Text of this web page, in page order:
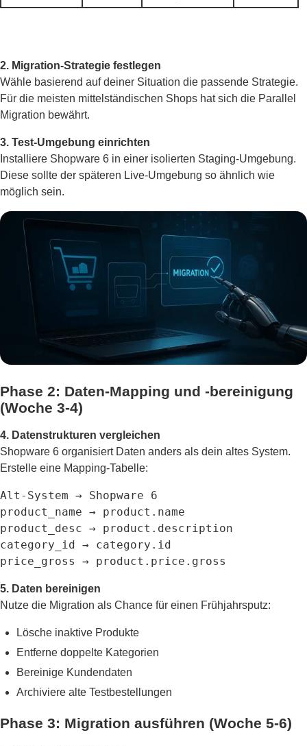
2. Migration-Strategie festlegen
Wähle basierend auf deiner Situation die passende Strategie.
Für die meisten mittelständischen Shops hat sich die Parallel
Migration bewährt.
3. Test-Umgebung einrichten
Installiere Shopware 6 in einer isolierten Staging-Umgebung.
Diese sollte der späteren Live-Umgebung so ähnlich wie
möglich sein.
Phase 2: Daten-Mapping und -bereinigung
(Woche 3-4)
4. Datenstrukturen vergleichen
Shopware 6 organisiert Daten anders als dein altes System.
Erstelle eine Mapping-Tabelle:
Alt-System → Shopware 6
product_name → product.name
product_desc → product.description
category_id → category.id
price_gross → product.price.gross
5. Daten bereinigen
Nutze die Migration als Chance für einen Frühjahrsputz:
Lösche inaktive Produkte
Entferne doppelte Kategorien
Bereinige Kundendaten
Archiviere alte Testbestellungen
Phase 3: Migration ausführen (Woche 5-6)